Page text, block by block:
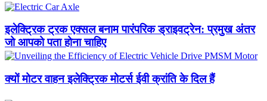
इलेक्ट्रिक ट्रक एक्सल बनाम पारंपरिक ड्राइवट्रेन: प्रमुख अंतर
जो आपको पता होना चाहिए
क्यों मोटर वाहन इलेक्ट्रिक मोटर्स ईवी क्रांति के दिल हैं